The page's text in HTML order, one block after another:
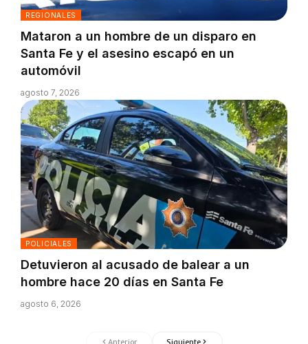
REGIONALES
Mataron a un hombre de un disparo en
Santa Fe y el asesino escapó en un
automóvil
agosto 7, 2026
POLICIALES
Detuvieron al acusado de balear a un
hombre hace 20 días en Santa Fe
agosto 6, 2026
Anterior Siguiente